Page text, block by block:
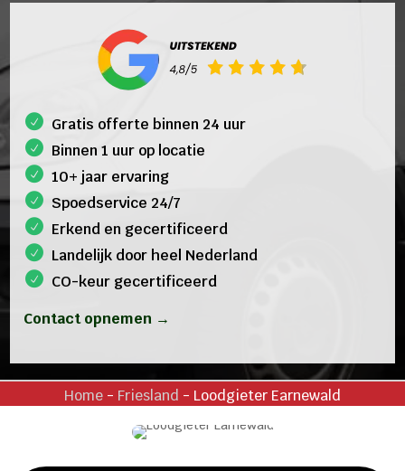
Gratis offerte binnen 24 uur
Binnen 1 uur op locatie
10+ jaar ervaring
Spoedservice 24/7
Erkend en gecertificeerd
Landelijk door heel Nederland
CO-keur gecertificeerd
Contact opnemen →
Home- Friesland - Loodgieter Earnewald